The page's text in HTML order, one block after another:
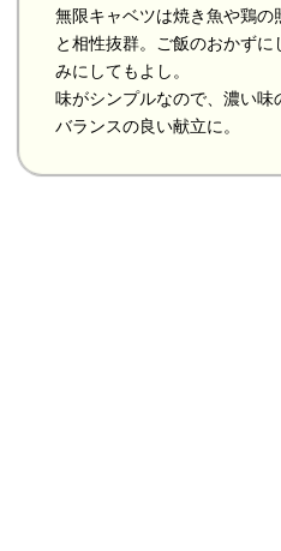
無限キャベツは焼き魚や鶏
と相性抜群。ご飯のおかず
みにしてもよし。
味がシンプルなので、濃い味
バランスの良い献立に。